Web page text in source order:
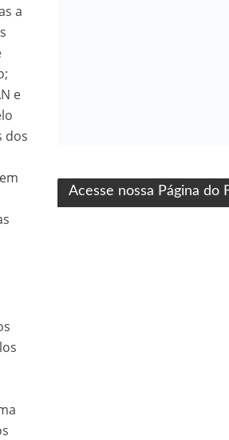
produção Folha Filmes
a
e
dos
Acesse nossa Página do